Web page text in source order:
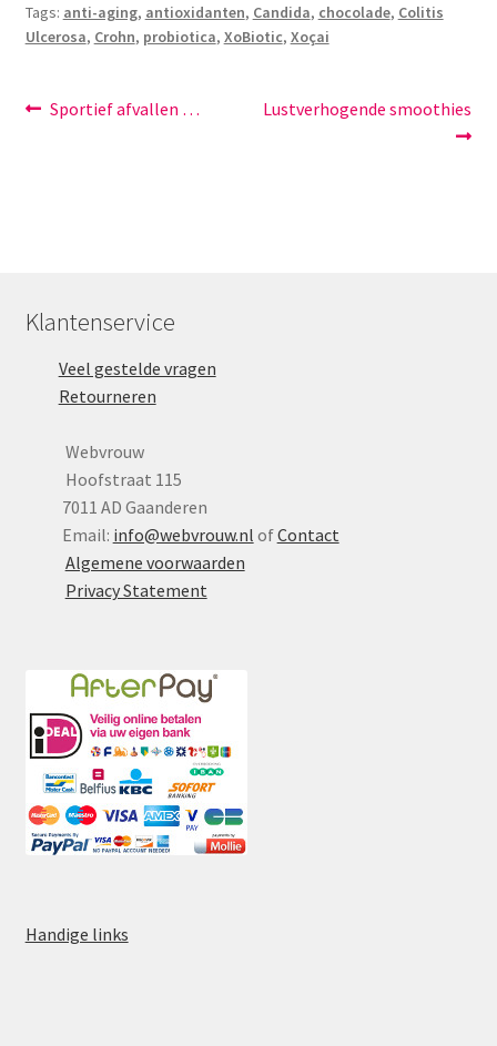
Tags: anti-aging, antioxidanten, Candida, chocolade, Colitis
Ulcerosa, Crohn, probiotica, XoBiotic, Xoçai
Bericht
Vorig
Sportief afvallen …
Volgend
Lustverhogende smoothies
Klantenservice
Veel gestelde vragen
Retourneren
Webvrouw
Hoofstraat 115
7011 AD Gaanderen
Email: info@webvrouw.nl ofContact
Algemene voorwaarden
Privacy Statement
Handige links